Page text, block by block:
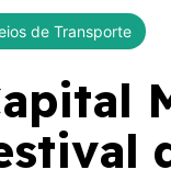
de Transporte